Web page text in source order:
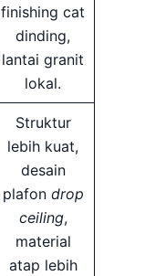
finishing cat
dinding,
lantai granit
lokal.
Struktur
lebih kuat,
desain
plafon drop
ceiling,
material
atap lebih